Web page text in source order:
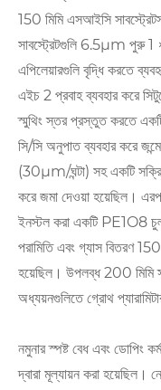
150 মিমি এসআইসি
সাবস্ট্রেটগুলি 6.5μm পুরু
এপিলেয়ারগুলি বৃদ্ধি করতে
এইচ 2 প্রবাহ ব্যবহার করে
স্মুথিং স্তর প্রস্তুত করতে
সি/সি অনুপাত ব্যবহার করে
(30μm/ঘন্টা) সহ একটি
করে জমা দেওয়া হয়েছিল।
ইনস্টল করা একটি PE1O8
পরামিতি এবং গ্যাস বিতরণ
হয়েছিল। উপলব্ধ 200 মিমি
অধ্যয়নগুলিতে গ্রোথ
নমুনার স্পষ্ট বেধ এবং ডোপিং
দ্বারা মূল্যায়ন করা হয়েছিল।